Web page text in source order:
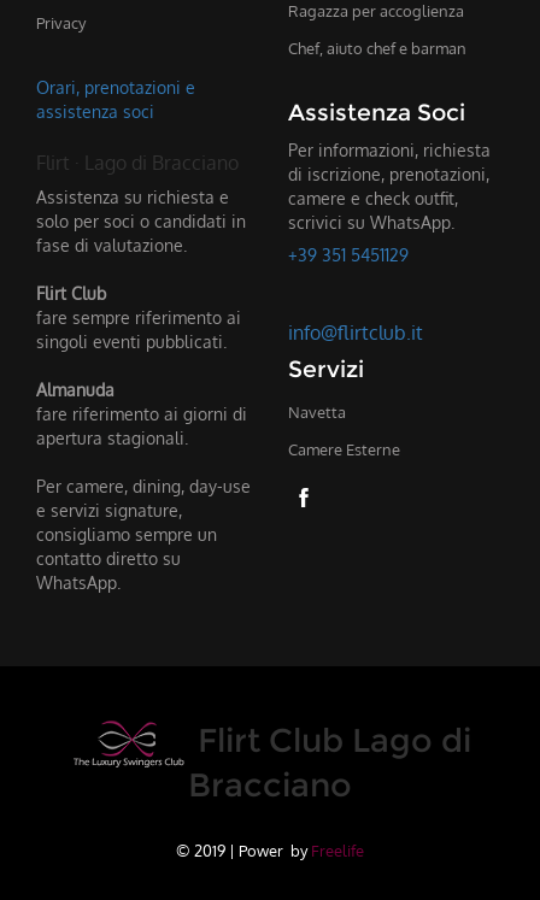
Privacy
Orari, prenotazioni e
assistenza soci
Flirt · Lago di Bracciano
Assistenza su richiesta e
solo per soci o candidati in
fase di valutazione.
Flirt Club
fare sempre riferimento ai
singoli eventi pubblicati.
Almanuda
fare riferimento ai giorni di
apertura stagionali.
Per camere, dining, day-use
e servizi signature,
consigliamo sempre un
contatto diretto su
WhatsApp.
Ragazza per accoglienza
Chef, aiuto chef e barman
Assistenza Soci
Per informazioni, richiesta
di iscrizione, prenotazioni,
camere e check outfit,
scrivici su WhatsApp.
+39 351 5451129
info@flirtclub.it
Servizi
Navetta
Camere Esterne
Flirt Club Lago di
Bracciano
© 2019 | Power byFreelife